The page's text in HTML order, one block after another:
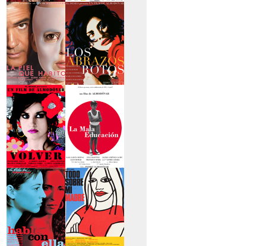
>Julieta
>Los amantes
pasajeros
>La piel que habito >Los abrazos rotos
>Volver >La mala educación